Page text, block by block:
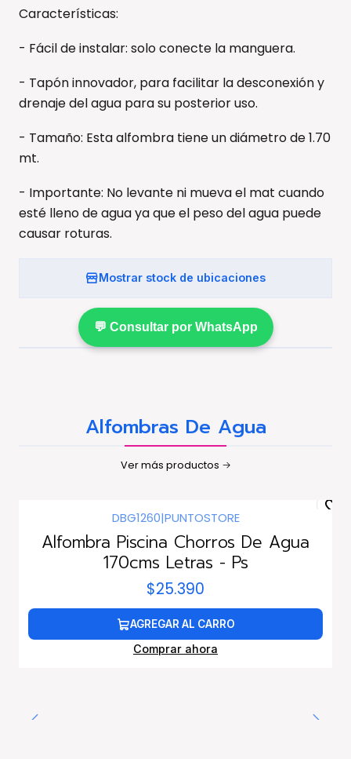
Características:
- Fácil de instalar: solo conecte la manguera.
- Tapón innovador, para facilitar la desconexión y
drenaje del agua para su posterior uso.
- Tamaño: Esta alfombra tiene un diámetro de 1.70
mt.
- Importante: No levante ni mueva el mat cuando
esté lleno de agua ya que el peso del agua puede
causar roturas.
Mostrar stock de ubicaciones
💬 Consultar por WhatsApp
Alfombras De Agua
Ver más productos
DBG1260|PUNTOSTORE
Alfombra Piscina Chorros De Agua
170cms Letras - Ps
$25.390
AGREGAR AL CARRO
Comprar ahora